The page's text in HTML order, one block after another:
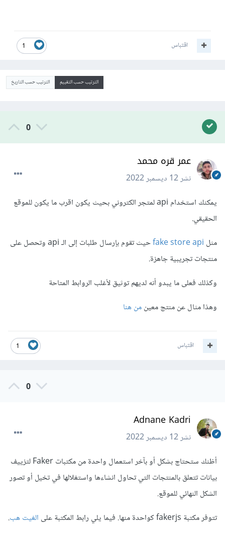
1 اقتباس
الترتيب حسب التقييم الترتيب حسب التاريخ
0
عمر قره محمد
نشر12 ديسمبر 2022
يمكنك استخدام api لمتجر الكتروني بحيث يكون اقرب ما يكون للموقع
الحقيقي.
مثل fake store api
حيث تقوم بإرسال طلبات إلى الـ api وتحصل على
منتجات تجريبية جاهزة.
وكذلك فعلى ما يبدو أنه لديهم توثيق لأغلب الروابط المتاحة
وهذا مثال عن منتج معينمن هنا
1 اقتباس
0
Adnane Kadri
نشر12 ديسمبر 2022
أظنك ستحتاج بشكل أو بآخر استعمال واحدة من مكتبات Faker لتزييف
بيانات تتعلق بالمنتجات التي تحاول انشاءها واستغلالها في تخيل أو تصور
الشكل النهائي للموقع.
تتوفر مكتبة fakerjs كواحدة منها. فيما يلي رابط المكتبة على
الغيت هب.